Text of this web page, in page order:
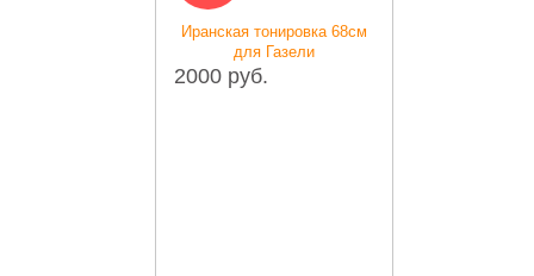
Иранская тонировка 68см
для Газели
2000 руб.